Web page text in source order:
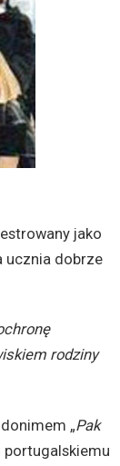
jako
ucznia dobrze
rodziny
„Pak
portugalskiemu